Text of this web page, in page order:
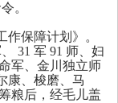
。
保障计划》。
31 军 91 师、妇
军、金川独立师
康、梭磨、马
粮后，经毛儿盖